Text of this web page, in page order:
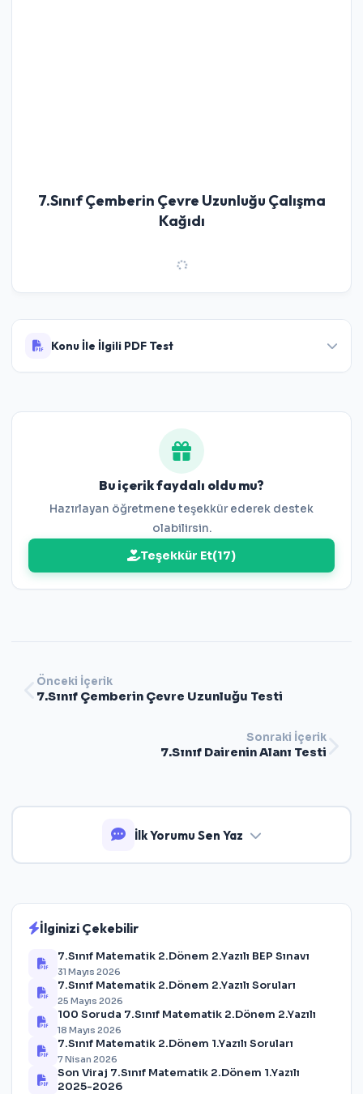
7.Sınıf Çemberin Çevre Uzunluğu Çalışma
Kağıdı
Konu İle İlgili PDF Test
Bu içerik faydalı oldu mu?
Hazırlayan öğretmene teşekkür ederek destek
olabilirsin.
Teşekkür Et(17)
Önceki İçerik
7.Sınıf Çemberin Çevre Uzunluğu Testi
Sonraki İçerik
7.Sınıf Dairenin Alanı Testi
İlk Yorumu Sen Yaz
İlginizi Çekebilir
7.Sınıf Matematik 2.Dönem 2.Yazılı BEP Sınavı
31 Mayıs 2026
7.Sınıf Matematik 2.Dönem 2.Yazılı Soruları
25 Mayıs 2026
100 Soruda 7.Sınıf Matematik 2.Dönem 2.Yazılı
18 Mayıs 2026
7.Sınıf Matematik 2.Dönem 1.Yazılı Soruları
7 Nisan 2026
Son Viraj 7.Sınıf Matematik 2.Dönem 1.Yazılı
2025-2026